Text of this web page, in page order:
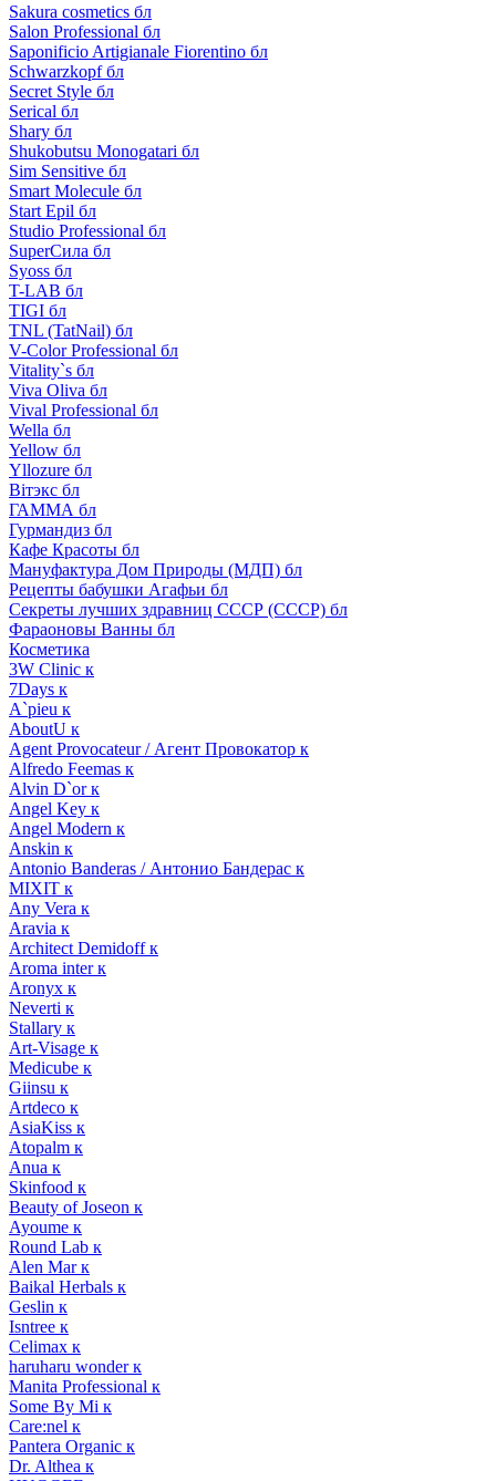
Sakura cosmetics бл
Salon Professional бл
Saponificio Artigianale Fiorentino бл
Schwarzkopf бл
Secret Style бл
Serical бл
Shary бл
Shukobutsu Monogatari бл
Sim Sensitive бл
Smart Molecule бл
Start Epil бл
Studio Professional бл
SuperСила бл
Syoss бл
T-LAB бл
TIGI бл
TNL (TatNail) бл
V-Color Professional бл
Vitality`s бл
Viva Oliva бл
Vival Professional бл
Wella бл
Yellow бл
Yllozure бл
Вiтэкс бл
ГАММА бл
Гурмандиз бл
Кафе Красоты бл
Мануфактура Дом Природы (МДП) бл
Рецепты бабушки Агафьи бл
Секреты лучших здравниц СССР (СССР) бл
Фараоновы Ванны бл
Косметика
3W Clinic к
7Days к
A`pieu к
AboutU к
Agent Provocateur / Агент Провокатор к
Alfredo Feemas к
Alvin D`or к
Angel Key к
Angel Modern к
Anskin к
Antonio Banderas / Антонио Бандерас к
MIXIT к
Any Vera к
Aravia к
Architect Demidoff к
Aroma inter к
Aronyx к
Neverti к
Stallary к
Art-Visage к
Medicube к
Giinsu к
Artdeco к
AsiaKiss к
Atopalm к
Anua к
Skinfood к
Beauty of Joseon к
Ayoume к
Round Lab к
Alen Mar к
Baikal Herbals к
Geslin к
Isntree к
Celimax к
haruharu wonder к
Manita Professional к
Some By Mi к
Care:nel к
Pantera Organic к
Dr. Althea к